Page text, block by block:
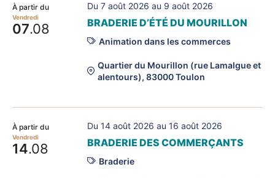
À partir du
Vendredi
07.08
Du 7 août 2026 au 9 août 2026
BRADERIE D’ÉTÉ DU MOURILLON
Animation dans les commerces
Quartier du Mourillon (rue Lamalgue et
alentours), 83000 Toulon
À partir du
Vendredi
14.08
Du 14 août 2026 au 16 août 2026
BRADERIE DES COMMERÇANTS
Braderie